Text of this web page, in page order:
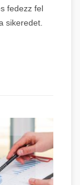
fedezz fel
sikeredet.